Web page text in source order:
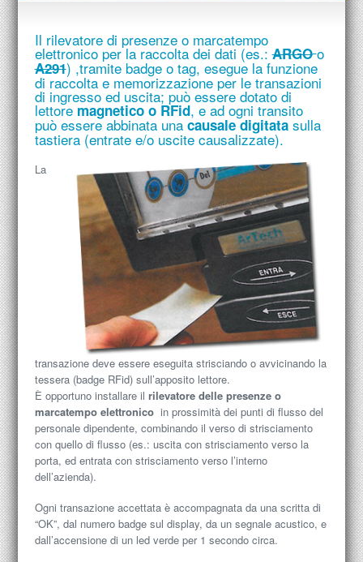
Il rilevatore di presenze o marcatempo
elettronico per la raccolta dei dati (es.:ARGO o
A291) ,tramite badge o tag, esegue la funzione
di raccolta e memorizzazione per le transazioni
di ingresso ed uscita; può essere dotato di
lettore magnetico o RFid, e ad ogni transito
può essere abbinata una causale digitatasulla
tastiera (entrate e/o uscite causalizzate).
La
transazione deve essere eseguita strisciando o avvicinando la
tessera (badge RFid) sull’apposito lettore.
È opportuno installare il rilevatore delle presenze o
marcatempo elettronico in prossimità dei punti di flusso del
personale dipendente, combinando il verso di strisciamento
con quello di flusso (es.: uscita con strisciamento verso la
porta, ed entrata con strisciamento verso l’interno
dell’azienda).
Ogni transazione accettata è accompagnata da una scritta di
“OK”, dal numero badge sul display, da un segnale acustico, e
dall’accensione di un led verde per 1 secondo circa.